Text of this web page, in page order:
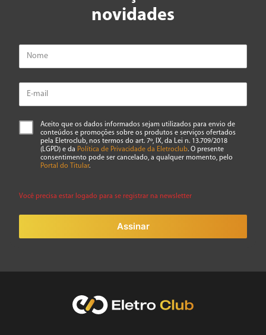
novidades
Aceito que os dados informados sejam utilizados para envio de
conteúdos e promoções sobre os produtos e serviços ofertados
pela Eletroclub, nos termos do art. 7º, IX, da Lei n. 13.709/2018
(LGPD) e da Política de Privacidade da Eletroclub. O presente
consentimento pode ser cancelado, a qualquer momento, pelo
Portal do Titular.
Você precisa estar logado para se registrar na newsletter
Assinar